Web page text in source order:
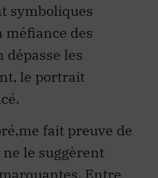
symboliques
des
dépasse les
le portrait
fait preuve de
le suggèrent